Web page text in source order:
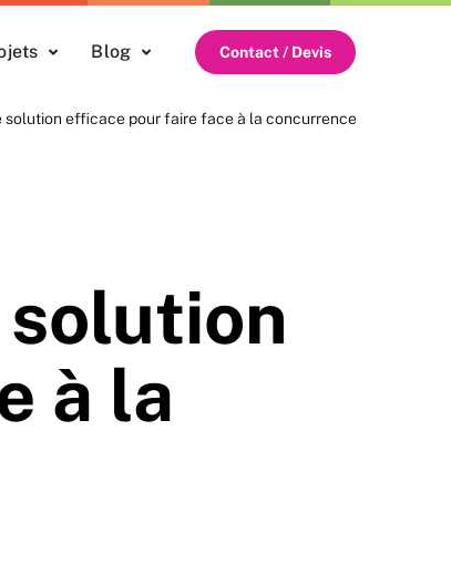
Blog Contact / Devis
solution efficace pour faire face à la concurrence
à la